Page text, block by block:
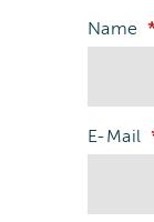
Name
E-Mail